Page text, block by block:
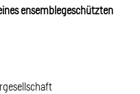
ensemblegeschützten